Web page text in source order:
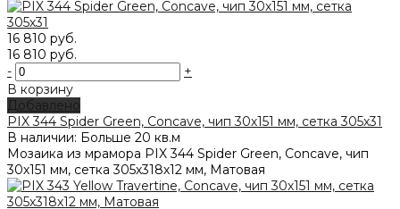
16 810 руб.
16 810 руб.
-
+
В корзину
Добавлено
PIX 344 Spider Green, Concave, чип 30х151 мм, сетка 305х31
В наличии: Больше 20 кв.м
Мозаика из мрамора PIX 344 Spider Green, Concave, чип
30х151 мм, сетка 305х318х12 мм, Матовая